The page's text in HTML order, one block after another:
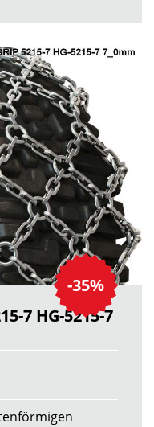
-35%
7 HG-5215-7